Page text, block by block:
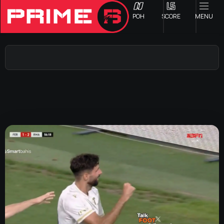
ΡΟΗ SCORE MENU
Α1 ΕΠΣΗ
Α2 ΕΠΣΗ
Β2 ΕΠΣΗ